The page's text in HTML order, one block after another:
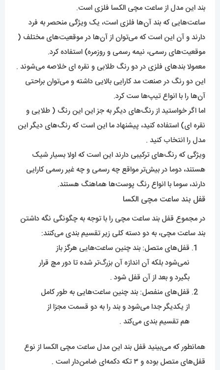
بند این مدل از ساعت مچی الکسا فلزی است.
ساعت‌هایی که بند آن‌ها فلزی است، یک ویژگی منحصر به فرد
دارند و آن این است که می‌توان از آن‌ها در موقعیت‌های مختلف (
موقعیت‌های رسمی، نیمه رسمی و روزمره) استفاده کرد.
معمولا بند‌های فلزی در دو رنگ طلابی و نقره ای خلاصه می‌شوند .
این دو رنگ در صنعت مد کارایی بالایی داشته و می‌توان براحتی
آن‌ها را با انواع تیپ‌ها ست کرد.
اما اگر خواستید از رنگ‌های دیگر به جز این این رنگ ( طلایی و
نقره ای) استفاده کنید، پیشنهاد ما این است که رنگ‌های‌ دیگر این
مدل را انتخاب کنید .
ویژگی که رنگ‌های‌ ترکیبی دارند این است که اولا بسیار شیک
هستند، دوما در بیش‌تر مواقع چه رسمی و چه غیر رسمی کارایی
دارند، سوما با انواع رنگ پوست‌ها هماهنگ هستند.
قفل بند ساعت مچی الکسا
در مجموع قفل بند ساعت مچی را با توجه به چگونگی نگه داشتن
بند ساعت مچی، به دو دسته کلی زیر تقسیم بندی می‌کنند:
قفل‌های متصل: بند چنین ساعت‌هایی هرگز باز
نمی‌شود بلکه آن اندازه آن بزرگ‌تر شده تا دور مچ قرار
بگیرد و بعد از آن قفل شود .
قفل‌های منفصل: بند چنین ساعت‌هایی به طور کامل
از یکدیگر جدا می‌شود و بند را به دو قسمت مجزا از
هم تقسیم بندی می‌کند .
همانطور که می‌بینید قفل بند این مدل ساعت مچی الکسا از نوع
قفل‌های متصل بوده و ۳ تکه دکمه‌ای ضامن‌دار است .